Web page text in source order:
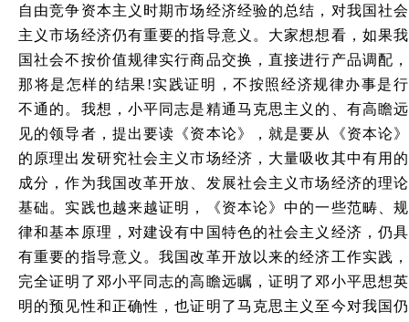
自由竞争资本主义时期市场经济经验的总结，对我国社会
主义市场经济仍有重要的指导意义。大家想想看，如果我
国社会不按价值规律实行商品交换，直接进行产品调配，
那将是怎样的结果!实践证明，不按照经济规律办事是行
不通的。我想，小平同志是精通马克思主义的、有高瞻远
见的领导者，提出要读《资本论》，就是要从《资本论》
的原理出发研究社会主义市场经济，大量吸收其中有用的
成分，作为我国改革开放、发展社会主义市场经济的理论
基础。实践也越来越证明，《资本论》中的一些范畴、规
律和基本原理，对建设有中国特色的社会主义经济，仍具
有重要的指导意义。我国改革开放以来的经济工作实践，
完全证明了邓小平同志的高瞻远瞩，证明了邓小平思想英
明的预见性和正确性，也证明了马克思主义至今对我国仍